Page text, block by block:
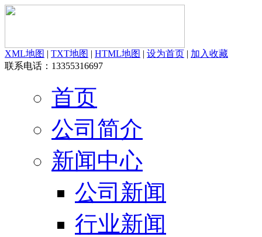
XML地图 | TXT地图 | HTML地图 | 设为首页 | 加入收藏
联系电话：13355316697
首页
公司简介
新闻中心
公司新闻
行业新闻